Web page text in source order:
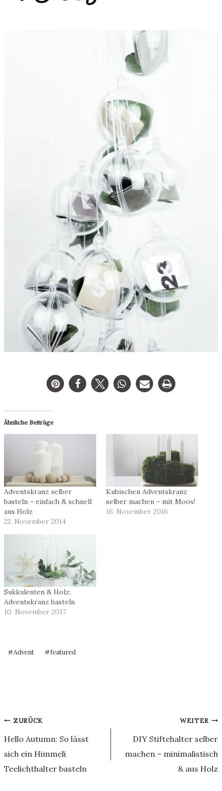
Ähnliche Beiträge
Adventskranz selber
basteln – einfach & schnell
aus Holz
22. November 2014
Kubischen Adventskranz
selber machen – mit Moos!
16. November 2016
Sukkulenten & Holz:
Adventskranz basteln
10. November 2017
Schlagworte:
#Advent #featured
Beitragsnavigation
ZURÜCK
Hello Autumn: So lässt
sich ein Himmeli
Teelichthalter basteln
WEITER
DIY Stiftehalter selber
machen – minimalistisch
& aus Holz